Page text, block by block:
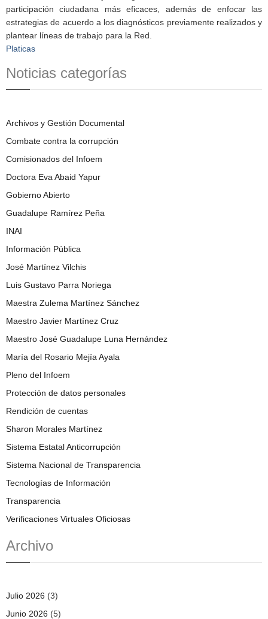
participación ciudadana más eficaces, además de enfocar las
estrategias de acuerdo a los diagnósticos previamente realizados y
plantear líneas de trabajo para la Red.
Platicas
Noticias categorías
Archivos y Gestión Documental
Combate contra la corrupción
Comisionados del Infoem
Doctora Eva Abaid Yapur
Gobierno Abierto
Guadalupe Ramírez Peña
INAI
Información Pública
José Martínez Vilchis
Luis Gustavo Parra Noriega
Maestra Zulema Martínez Sánchez
Maestro Javier Martínez Cruz
Maestro José Guadalupe Luna Hernández
María del Rosario Mejía Ayala
Pleno del Infoem
Protección de datos personales
Rendición de cuentas
Sharon Morales Martínez
Sistema Estatal Anticorrupción
Sistema Nacional de Transparencia
Tecnologías de Información
Transparencia
Verificaciones Virtuales Oficiosas
Archivo
Julio 2026 (3)
Junio 2026 (5)